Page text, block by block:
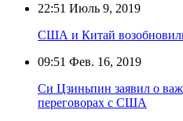
22:51 Июль 9, 2019
США и Китай
09:51 Фев. 16, 2019
Си Цзиньпин заявил о
переговорах с США